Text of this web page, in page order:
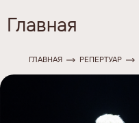
Главная
ГЛАВНАЯ РЕПЕРТУАР